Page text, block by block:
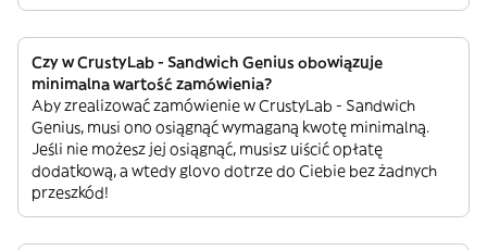
Czy w CrustyLab - Sandwich Genius obowiązuje
minimalna wartość zamówienia?
Aby zrealizować zamówienie w CrustyLab - Sandwich
Genius, musi ono osiągnąć wymaganą kwotę minimalną.
Jeśli nie możesz jej osiągnąć, musisz uiścić opłatę
dodatkową, a wtedy glovo dotrze do Ciebie bez żadnych
przeszkód!